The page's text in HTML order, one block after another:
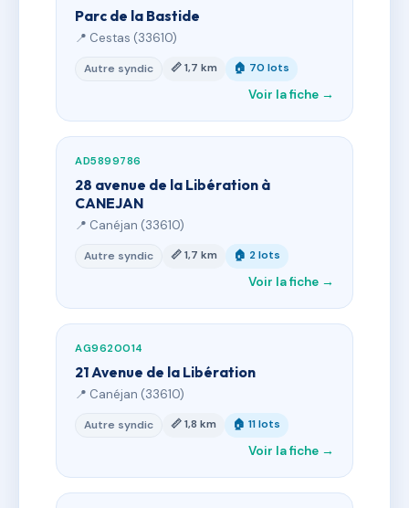
Parc de la Bastide
📍 Cestas (33610)
Autre syndic 📏 1,7 km 🏠 70 lots
Voir la fiche →
AD5899786
28 avenue de la Libération à
CANEJAN
📍 Canéjan (33610)
Autre syndic 📏 1,7 km 🏠 2 lots
Voir la fiche →
AG9620014
21 Avenue de la Libération
📍 Canéjan (33610)
Autre syndic 📏 1,8 km 🏠 11 lots
Voir la fiche →